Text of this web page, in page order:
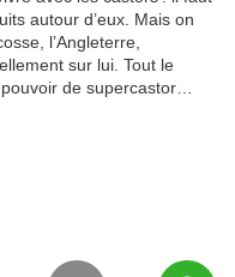
autour d’eux. Mais on
l’Angleterre,
sur lui. Tout le
de supercastor…